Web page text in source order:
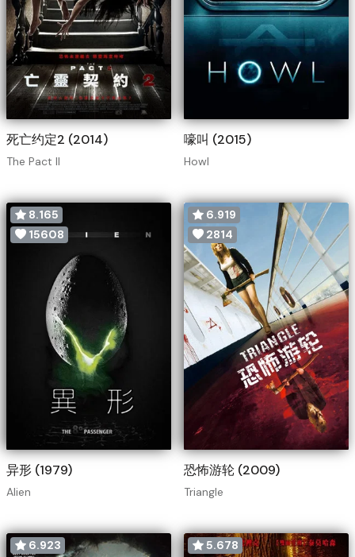
死亡约定2 (2014)
The Pact II
嚎叫 (2015)
Howl
8.165
15608
异形 (1979)
Alien
6.919
2814
恐怖游轮 (2009)
Triangle
6.923
5.678